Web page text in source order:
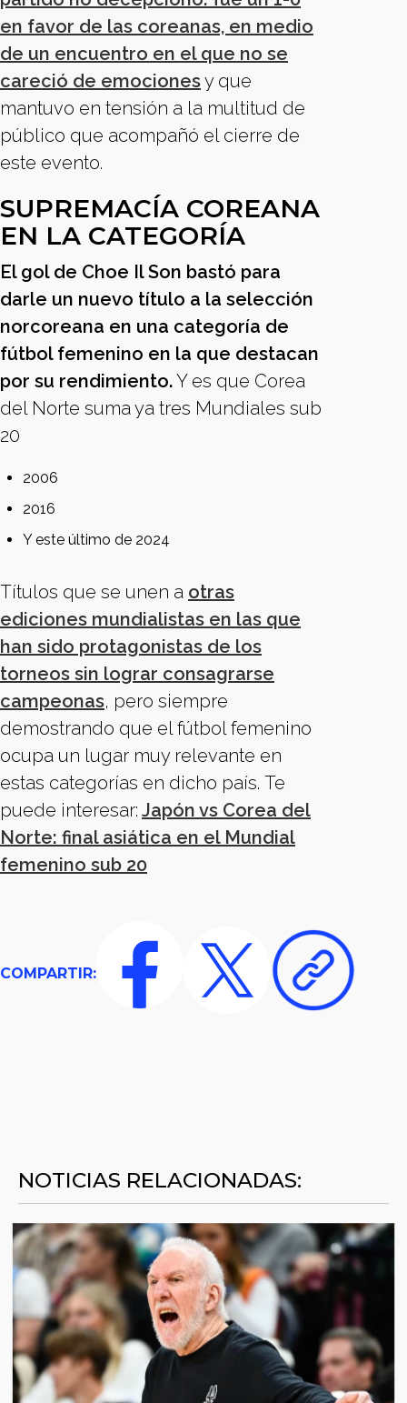
en favor de las coreanas, en medio
de un encuentro en el que no se
careció de emocionesy que
mantuvo en tensión a la multitud de
público que acompañó el cierre de
este evento.
SUPREMACÍA COREANA
EN LA CATEGORÍA
El gol de Choe Il Son bastó para
darle un nuevo título a la selección
norcoreana en una categoría de
fútbol femenino en la que destacan
por su rendimiento.Y es que Corea
del Norte suma ya tres Mundiales sub
20
2006
2016
Y este último de 2024
Títulos que se unen a otras
ediciones mundialistas en las que
han sido protagonistas de los
torneos sin lograr consagrarse
campeonas, pero siempre
demostrando que el fútbol femenino
ocupa un lugar muy relevante en
estas categorías en dicho país. Te
puede interesar: Japón vs Corea del
Norte: final asiática en el Mundial
femenino sub 20
COMPARTIR:
NOTICIAS RELACIONADAS: